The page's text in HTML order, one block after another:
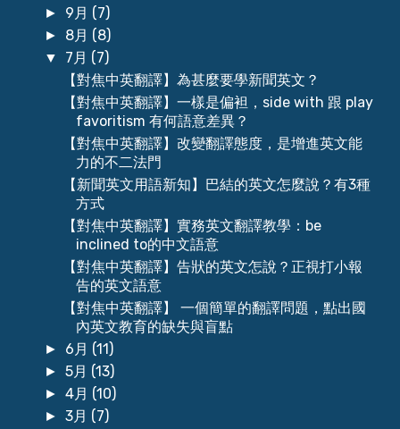
► 9月 (7)
► 8月 (8)
▼ 7月 (7)
【對焦中英翻譯】為甚麼要學新聞英文？
【對焦中英翻譯】一樣是偏袒，side with 跟 play
favoritism 有何語意差異？
【對焦中英翻譯】改變翻譯態度，是增進英文能
力的不二法門
【新聞英文用語新知】巴結的英文怎麼說？有3種
方式
【對焦中英翻譯】實務英文翻譯教學：be
inclined to的中文語意
【對焦中英翻譯】告狀的英文怎說？正視打小報
告的英文語意
【對焦中英翻譯】 一個簡單的翻譯問題，點出國
內英文教育的缺失與盲點
► 6月 (11)
►5月 (13)
►4月 (10)
►3月 (7)